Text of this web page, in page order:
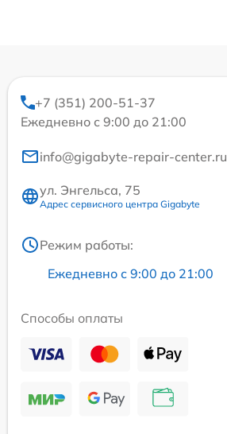
+7 (351) 200-51-37
Ежедневно с 9:00 до 21:00
info@gigabyte-repair-center.ru
ул. Энгельса, 75
Адрес сервисного центра Gigabyte
Режим работы:
Ежедневно с 9:00 до 21:00
Способы оплаты